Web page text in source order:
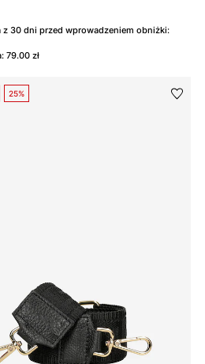
z 30 dni przed wprowadzeniem obniżki:
79.00 zł
25%